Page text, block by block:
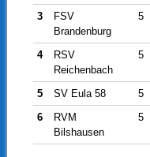
3
FSV
Brandenburg
5
4
RSV
Reichenbach
5
5 SV Eula 58 5
6
RVM
Bilshausen
5